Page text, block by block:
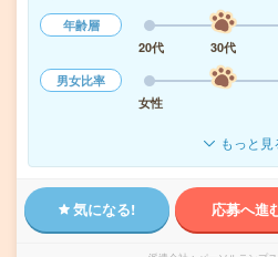
年齢層
20代
30代
男女比率
女性
もっと見
気になる! 応募へ進